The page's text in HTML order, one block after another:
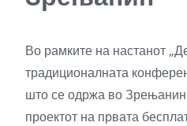
Во рамките на настанот
традиционалната
што се одржа во
проектот на првата